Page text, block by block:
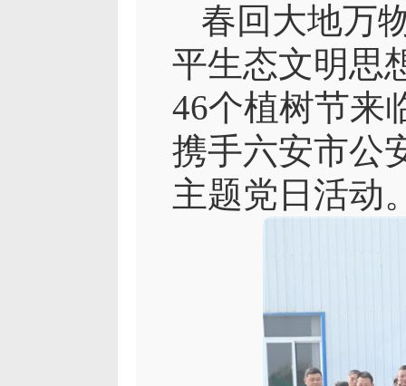
春回大地万
平生态文明思
46个植树节来
携手六安市公
主题党日活动